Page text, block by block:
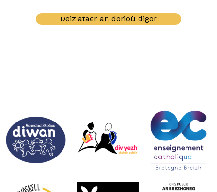
Deiziataer an dorioù digor